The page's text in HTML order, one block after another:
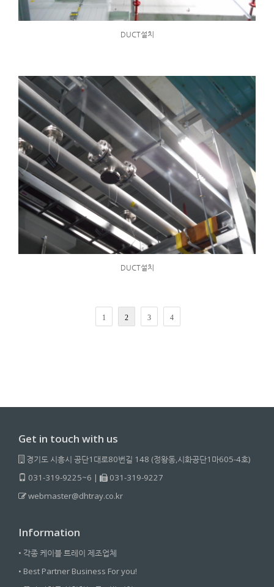
DUCT설치
DUCT설치
1 2 3 4
Get in touch with us
경기도 시흥시 공단1대로80번길 148 (정왕동,시화공단1마605-4호)
031-319-9225~6 |
031-319-9227
webmaster@dhtray.co.kr
Information
• 각종 케이블 트레이 제조업체
• Best Partner Business For you!